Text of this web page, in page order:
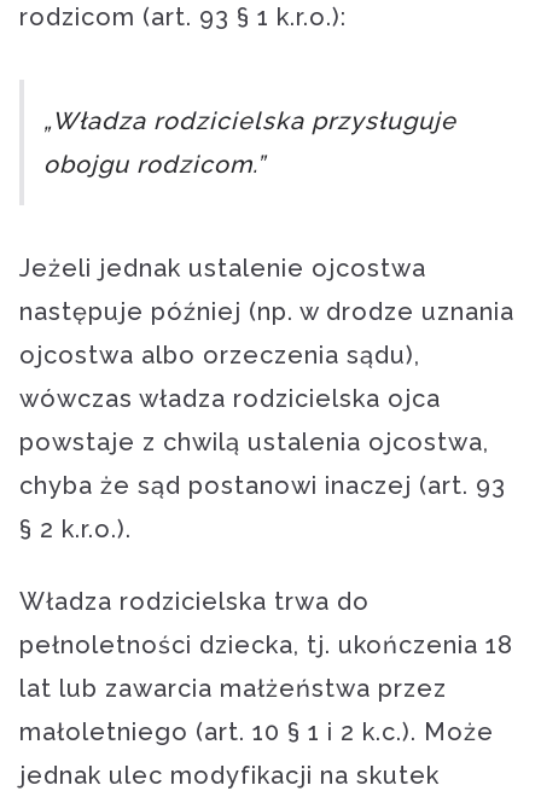
rodzicom (art. 93 § 1 k.r.o.):
„Władza rodzicielska przysługuje
obojgu rodzicom.”
Jeżeli jednak ustalenie ojcostwa
następuje później (np. w drodze uznania
ojcostwa albo orzeczenia sądu),
wówczas władza rodzicielska ojca
powstaje z chwilą ustalenia ojcostwa,
chyba że sąd postanowi inaczej (art. 93
§ 2 k.r.o.).
Władza rodzicielska trwa do
pełnoletności dziecka, tj. ukończenia 18
lat lub zawarcia małżeństwa przez
małoletniego (art. 10 § 1 i 2 k.c.). Może
jednak ulec modyfikacji na skutek